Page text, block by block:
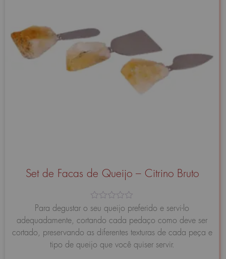
Set de Facas de Queijo – Citrino Bruto
Avaliação
de
5
Para degustar o seu queijo preferido e servi-lo
adequadamente, cortando cada pedaço como deve ser
cortado, preservando as diferentes texturas de cada peça e
tipo de queijo que você quiser servir.